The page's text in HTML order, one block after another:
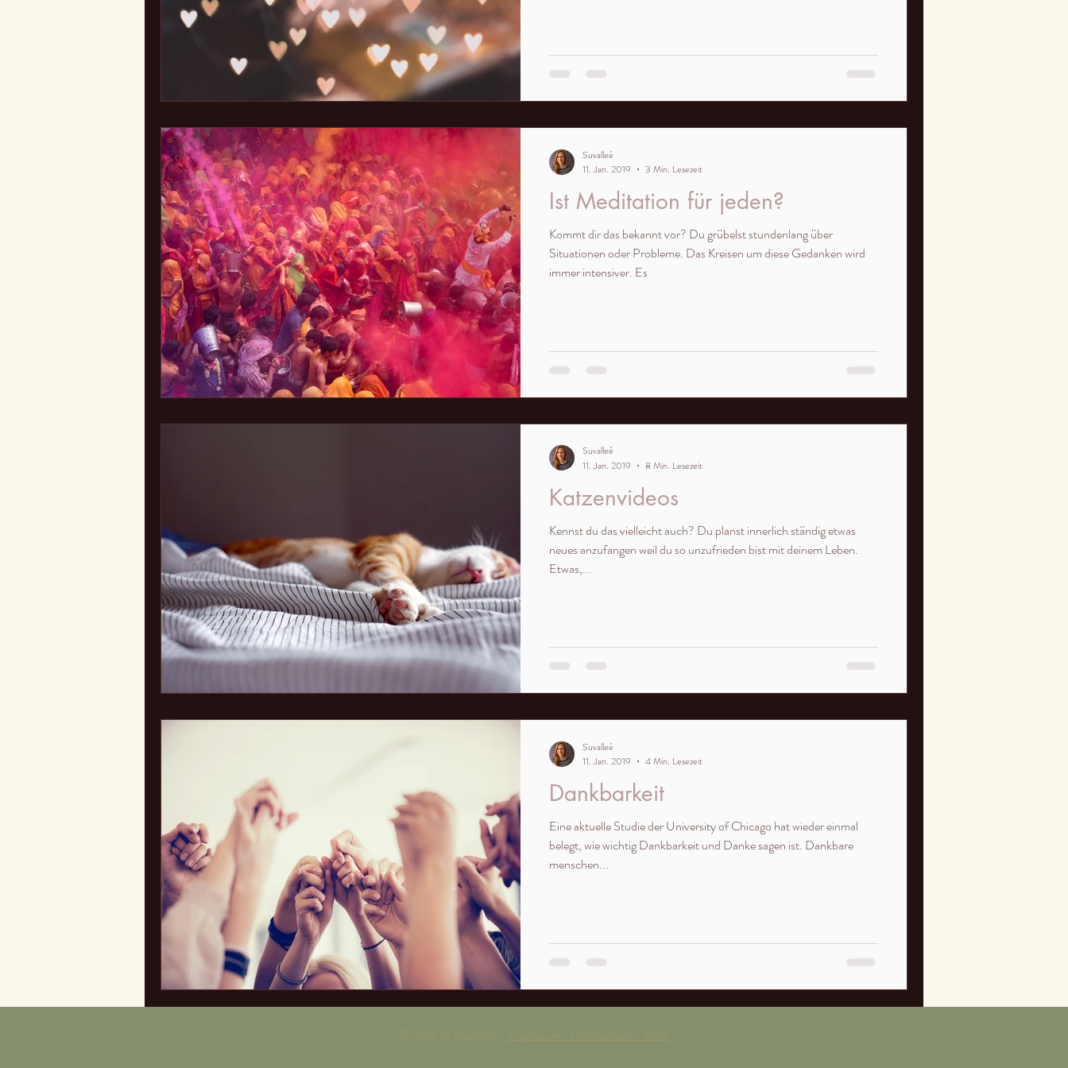
Ist Meditation für jeden?
Kommt dir das bekannt vor? Du grübelst stundenlang über
Situationen oder Probleme. Das Kreisen um diese Gedanken wird
immer intensiver. Es
Suvalleé
11. Jan. 2019
3 Min. Lesezeit
Katzenvideos
Kennst du das vielleicht auch? Du planst innerlich ständig etwas
neues anzufangen weil du so unzufrieden bist mit deinem Leben.
Etwas,...
Suvalleé
11. Jan. 2019
8 Min. Lesezeit
Dankbarkeit
Eine aktuelle Studie der University of Chicago hat wieder einmal
belegt, wie wichtig Dankbarkeit und Danke sagen ist. Dankbare
menschen...
Suvalleé
11. Jan. 2019
4 Min. Lesezeit